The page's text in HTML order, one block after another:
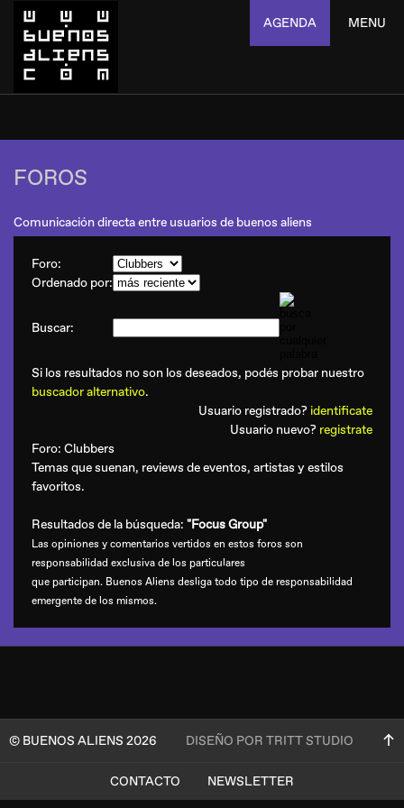
AGENDA MENU
FOROS
Comunicación directa entre usuarios de buenos aliens
Foro:
Ordenado por:
Buscar:
Si los resultados no son los deseados, podés probar nuestro
buscador alternativo.
Usuario registrado? identificate
Usuario nuevo? registrate
Foro: Clubbers
Temas que suenan, reviews de eventos, artistas y estilos
favoritos.
Resultados de la búsqueda: "Focus Group"
Las opiniones y comentarios vertidos en estos foros son
responsabilidad exclusiva de los particulares
que participan. Buenos Aliens desliga todo tipo de responsabilidad
emergente de los mismos.
© BUENOS ALIENS 2026 DISEÑO POR TRITT STUDIO
CONTACTO
NEWSLETTER